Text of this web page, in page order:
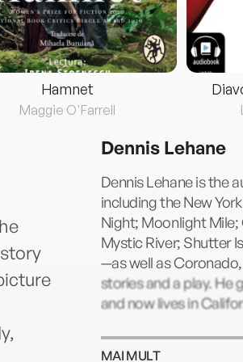
Hamnet
Maggie O'Farrell
Dennis Lehane
Dennis Lehane is the
including the New
Night; Moonlight Mile;
Mystic River; Shutter
—as well as
stories and a play. He
and now lives in
MAI MULT